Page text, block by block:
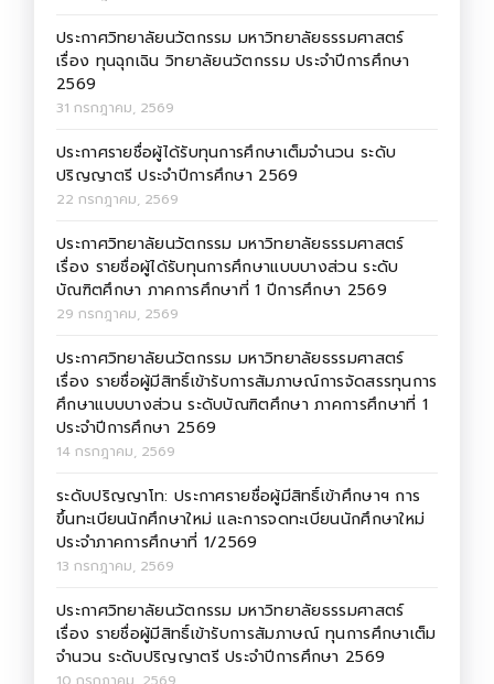
ประกาศวิทยาลัยนวัตกรรม มหาวิทยาลัยธรรมศาสตร์
เรื่อง ทุนฉุกเฉิน วิทยาลัยนวัตกรรม ประจำปีการศึกษา
2569
31 กรกฎาคม, 2569
ประกาศรายชื่อผู้ได้รับทุนการศึกษาเต็มจำนวน ระดับ
ปริญญาตรี ประจำปีการศึกษา 2569
22 กรกฎาคม, 2569
ประกาศวิทยาลัยนวัตกรรม มหาวิทยาลัยธรรมศาสตร์
เรื่อง รายชื่อผู้ได้รับทุนการศึกษาแบบบางส่วน ระดับ
บัณฑิตศึกษา ภาคการศึกษาที่ 1 ปีการศึกษา 2569
29 กรกฎาคม, 2569
ประกาศวิทยาลัยนวัตกรรม มหาวิทยาลัยธรรมศาสตร์
เรื่อง รายชื่อผู้มีสิทธิ์เข้ารับการสัมภาษณ์การจัดสรรทุนการ
ศึกษาแบบบางส่วน ระดับบัณฑิตศึกษา ภาคการศึกษาที่ 1
ประจำปีการศึกษา 2569
14 กรกฎาคม, 2569
ระดับปริญญาโท: ประกาศรายชื่อผู้มีสิทธิ์เข้าศึกษาฯ การ
ขึ้นทะเบียนนักศึกษาใหม่ และการจดทะเบียนนักศึกษาใหม่
ประจำภาคการศึกษาที่ 1/2569
13 กรกฎาคม, 2569
ประกาศวิทยาลัยนวัตกรรม มหาวิทยาลัยธรรมศาสตร์
เรื่อง รายชื่อผู้มีสิทธิ์เข้ารับการสัมภาษณ์ ทุนการศึกษาเต็ม
จำนวน ระดับปริญญาตรี ประจำปีการศึกษา 2569